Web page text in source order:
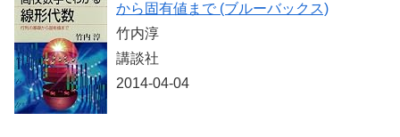
から固有値まで (ブルーバックス)
竹内淳
講談社
2014-04-04